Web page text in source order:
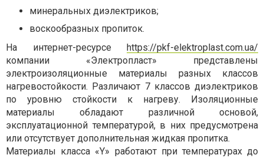
минеральных диэлектриков;
воскообразных пропиток.
На интернет-ресурсе
https://pkf-elektroplast.com.ua/
компании «Электропласт» представлены
электроизоляционные материалы разных классов
нагревостойкости. Различают 7 классов диэлектриков
по уровню стойкости к нагреву. Изоляционные
материалы обладают различной основой,
эксплуатационной температурой, в них предусмотрена
или отсутствует дополнительная жидкая пропитка.
Материалы класса «Y» работают при температурах до